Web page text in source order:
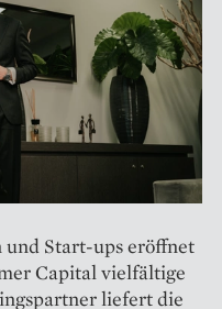
Start-ups eröffnet
Capital vielfältige
liefert die